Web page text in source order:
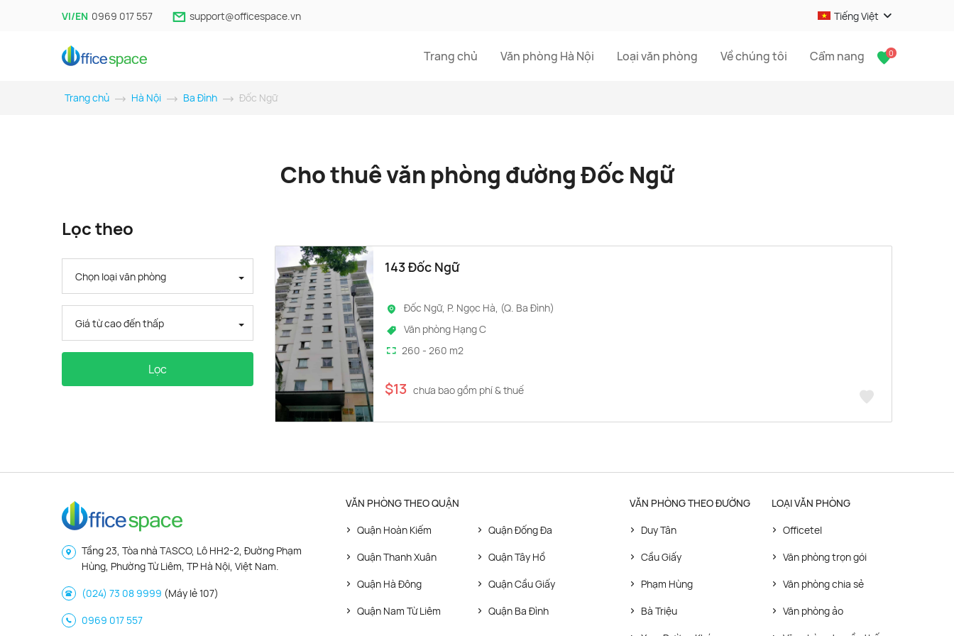
VI/EN 0969 017 557 support@officespace.vn Tiếng Việt
Trang chủ Văn phòng Hà Nội Loại văn phòng Về chúng tôi Cẩm nang 0
Trang chủ Hà Nội Ba Đình Đốc Ngữ
Cho thuê văn phòng đường Đốc Ngữ
Lọc theo
Chọn loại văn phòng
Giá từ cao đến thấp
Lọc
143 Đốc Ngữ
Đốc Ngữ, P. Ngọc Hà, (Q. Ba Đình)
Văn phòng Hạng C
260 - 260 m2
$13 chưa bao gồm phí & thuế
Tầng 23, Tòa nhà TASCO, Lô HH2-2, Đường Phạm
Hùng, Phường Từ Liêm, TP Hà Nội, Việt Nam.
(024) 73 08 9999 (Máy lẻ 107)
0969 017 557
VĂN PHÒNG THEO QUẬN
Quận Hoàn Kiếm
Quận Đống Đa
Quận Thanh Xuân
Quận Tây Hồ
Quận Hà Đông
Quận Cầu Giấy
Quận Nam Từ Liêm
Quận Ba Đình
VĂN PHÒNG THEO ĐƯỜNG
Duy Tân
Cầu Giấy
Phạm Hùng
Bà Triệu
LOẠI VĂN PHÒNG
Officetel
Văn phòng trọn gói
Văn phòng chia sẻ
Văn phòng ảo